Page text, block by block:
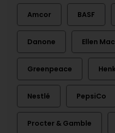
Amcor BASF
Danone Ellen
Greenpeace
Nestlé PepsiCo
Procter & Gamble